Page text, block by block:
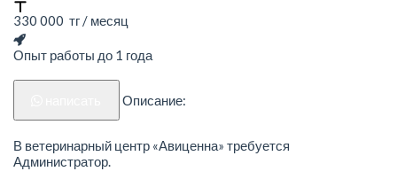
330 000 тг / месяц
Опыт работы до 1 года
Описание:
В ветеринарный центр «Авиценна» требуется
Администратор.